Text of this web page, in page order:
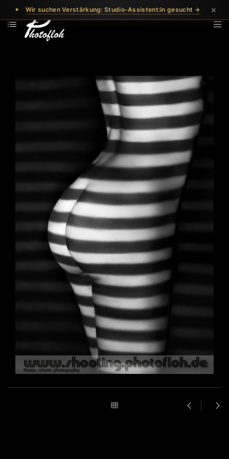
✦ Wir suchen Verstärkung: Studio-Assistent:in gesucht → ×